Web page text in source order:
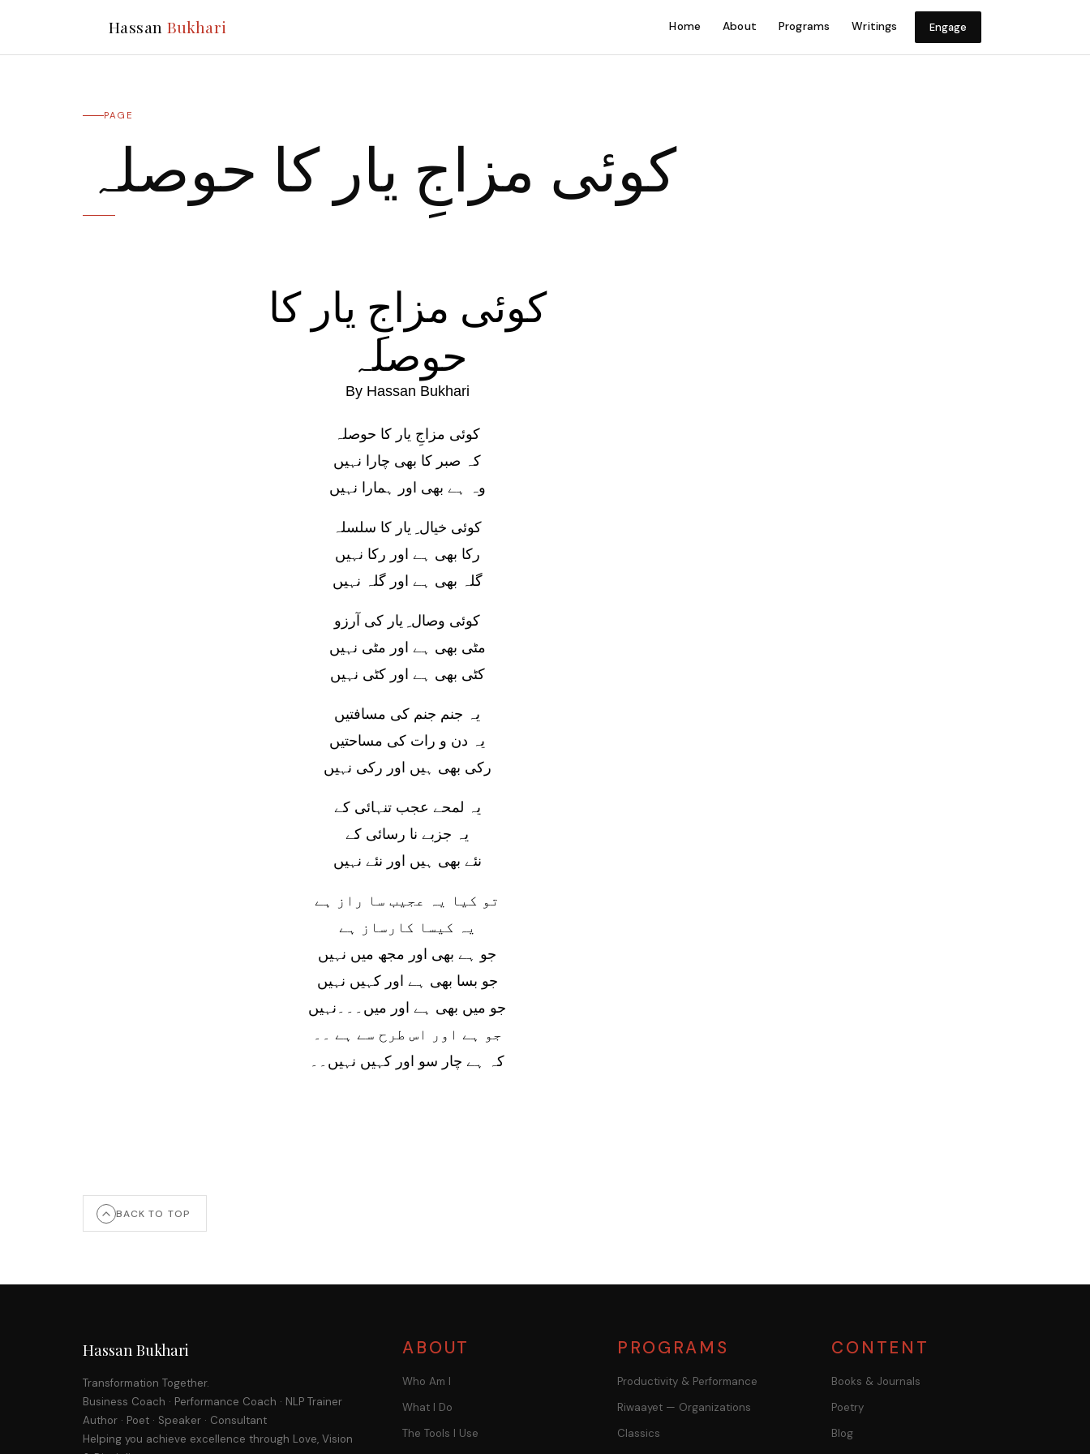
Hassan Bukhari Home About Programs Writings Engage
PAGE
کوئی مزاجِ یار کا حوصلہ
کوئی مزاجِ یار کا
حوصلہ
By Hassan Bukhari
کوئی مزاجِ یار کا حوصلہ
کہ صبر کا بھی چارا نہیں
وہ ہے بھی اور ہمارا نہیں
کوئی خیال ِ یار کا سلسلہ
رکا بھی ہے اور رکا نہیں
گلہ بھی ہے اور گلہ نہیں
کوئی وصال ِ یار کی آرزو
مٹی بھی ہے اور مٹی نہیں
کٹی بھی ہے اور کٹی نہیں
یہ جنم جنم کی مسافتیں
یہ دن و رات کی مساحتیں
رکی بھی ہیں اور رکی نہیں
یہ لمحے عجب تنہائی کے
یہ جزبے نا رسائی کے
نئے بھی ہیں اور نئے نہیں
تو کیا یہ عجیب سا راز ہے
یہ کیسا کارساز ہے
جو ہے بھی اور مجھ میں نہیں
جو بسا بھی ہے اور کہیں نہیں
جو میں بھی ہے اور میں۔۔۔نہیں
جو ہے اور اس طرح سے ہے ۔۔
کہ ہے چار سو اور کہیں نہیں۔۔
BACK TO TOP
Hassan Bukhari
Transformation Together.
Business Coach · Performance Coach · NLP Trainer
Author · Poet · Speaker · Consultant
Helping you achieve excellence through Love, Vision
ABOUT
Who Am I
What I Do
The Tools I Use
PROGRAMS
Productivity & Performance
Riwaayet — Organizations
Classics
CONTENT
Books & Journals
Poetry
Blog